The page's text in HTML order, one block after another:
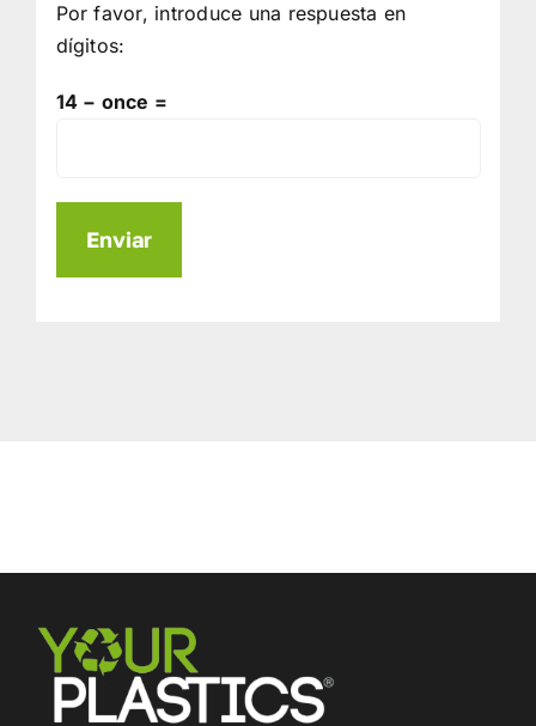
Por favor, introduce una respuesta en
dígitos:
14 − once =